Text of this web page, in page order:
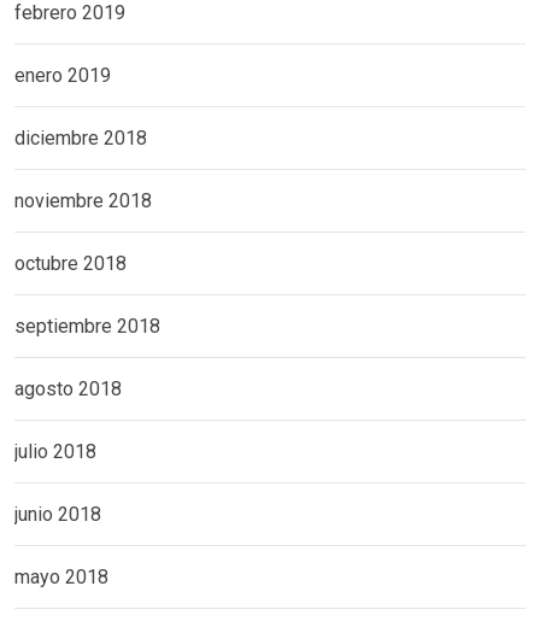
febrero 2019
enero 2019
diciembre 2018
noviembre 2018
octubre 2018
septiembre 2018
agosto 2018
julio 2018
junio 2018
mayo 2018